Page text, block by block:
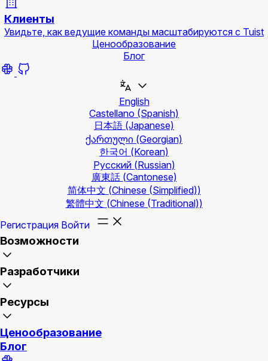
Клиенты
Увидьте, как ведущие команды масштабируются с Tuist
Ценообразование
Блог
English
Castellano (Spanish)
日本語 (Japanese)
ქართული (Georgian)
한국어 (Korean)
Русский (Russian)
廣東話 (Cantonese)
简体中文 (Chinese (Simplified))
繁體中文 (Chinese (Traditional))
Регистрация Войти
Возможности
Разработчики
Ресурсы
Ценообразование
Блог